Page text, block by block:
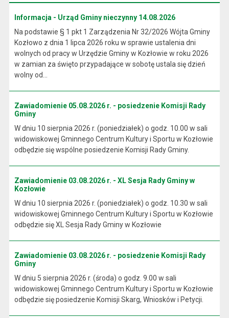
Informacja - Urząd Gminy nieczynny 14.08.2026
Na podstawie § 1 pkt 1 Zarządzenia Nr 32/2026 Wójta Gminy
Kozłowo z dnia 1 lipca 2026 roku w sprawie ustalenia dni
wolnych od pracy w Urzędzie Gminy w Kozłowie w roku 2026
w zamian za święto przypadające w sobotę ustala się dzień
wolny od...
Zawiadomienie 05.08.2026 r. - posiedzenie Komisji Rady
Gminy
W dniu 10 sierpnia 2026 r. (poniedziałek) o godz. 10.00 w sali
widowiskowej Gminnego Centrum Kultury i Sportu w Kozłowie
odbędzie się wspólne posiedzenie Komisji Rady Gminy.
Zawiadomienie 03.08.2026 r. - XL Sesja Rady Gminy w
Kozłowie
W dniu 10 sierpnia 2026 r. (poniedziałek) o godz. 10.30 w sali
widowiskowej Gminnego Centrum Kultury i Sportu w Kozłowie
odbędzie się XL Sesja Rady Gminy w Kozłowie
Zawiadomienie 03.08.2026 r. - posiedzenie Komisji Rady
Gminy
W dniu 5 sierpnia 2026 r. (środa) o godz. 9.00 w sali
widowiskowej Gminnego Centrum Kultury i Sportu w Kozłowie
odbędzie się posiedzenie Komisji Skarg, Wniosków i Petycji.